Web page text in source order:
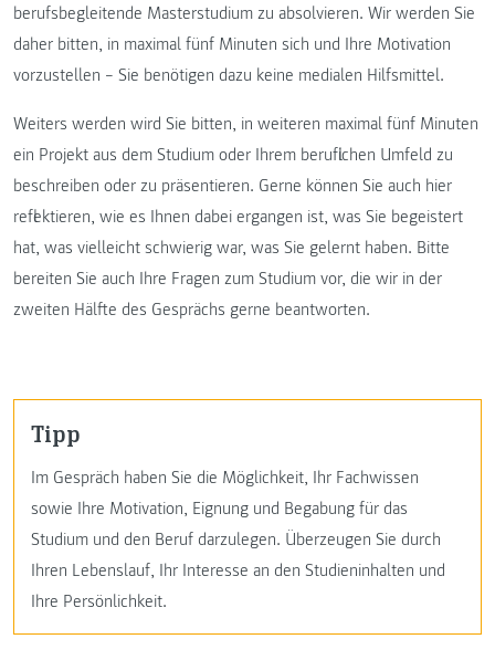
berufsbegleitende Masterstudium zu absolvieren. Wir werden Sie
daher bitten, in maximal fünf Minuten sich und Ihre Motivation
vorzustellen – Sie benötigen dazu keine medialen Hilfsmittel.
Weiters werden wird Sie bitten, in weiteren maximal fünf Minuten
ein Projekt aus dem Studium oder Ihrem beruflichen Umfeld zu
beschreiben oder zu präsentieren. Gerne können Sie auch hier
reflektieren, wie es Ihnen dabei ergangen ist, was Sie begeistert
hat, was vielleicht schwierig war, was Sie gelernt haben. Bitte
bereiten Sie auch Ihre Fragen zum Studium vor, die wir in der
zweiten Hälfte des Gesprächs gerne beantworten.
Tipp
Im Gespräch haben Sie die Möglichkeit, Ihr Fachwissen
sowie Ihre Motivation, Eignung und Begabung für das
Studium und den Beruf darzulegen. Überzeugen Sie durch
Ihren Lebenslauf, Ihr Interesse an den Studieninhalten und
Ihre Persönlichkeit.